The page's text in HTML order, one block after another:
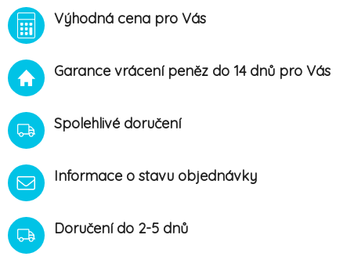
spony na spodní straně
postroje. Pro vyčištění stačí
přeprání v mýdlové vodě
Výhodná cena pro Vás
Garance vrácení peněz do 14 dnů pro Vás
Spolehlivé doručení
Informace o stavu objednávky
Doručení do 2-5 dnů